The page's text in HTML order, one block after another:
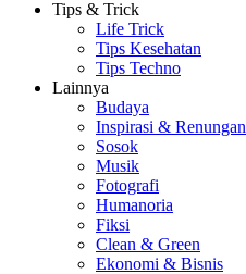
Tips & Trick
Life Trick
Tips Kesehatan
Tips Techno
Lainnya
Budaya
Inspirasi & Renungan
Sosok
Musik
Fotografi
Humanoria
Fiksi
Clean & Green
Ekonomi & Bisnis